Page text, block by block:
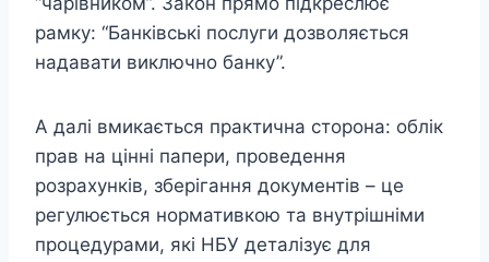
рамку: “Банківські послуги дозволяється
надавати виключно банку”.
А далі вмикається практична сторона: облік
прав на цінні папери, проведення
розрахунків, зберігання документів – це
регулюється нормативкою та внутрішніми
процедурами, які НБУ деталізує для